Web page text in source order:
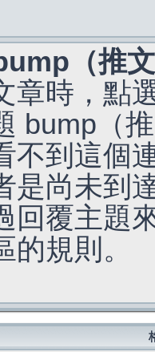
（推
章時，點
bump（
不到這個
是尚未到
回覆主題
規則。